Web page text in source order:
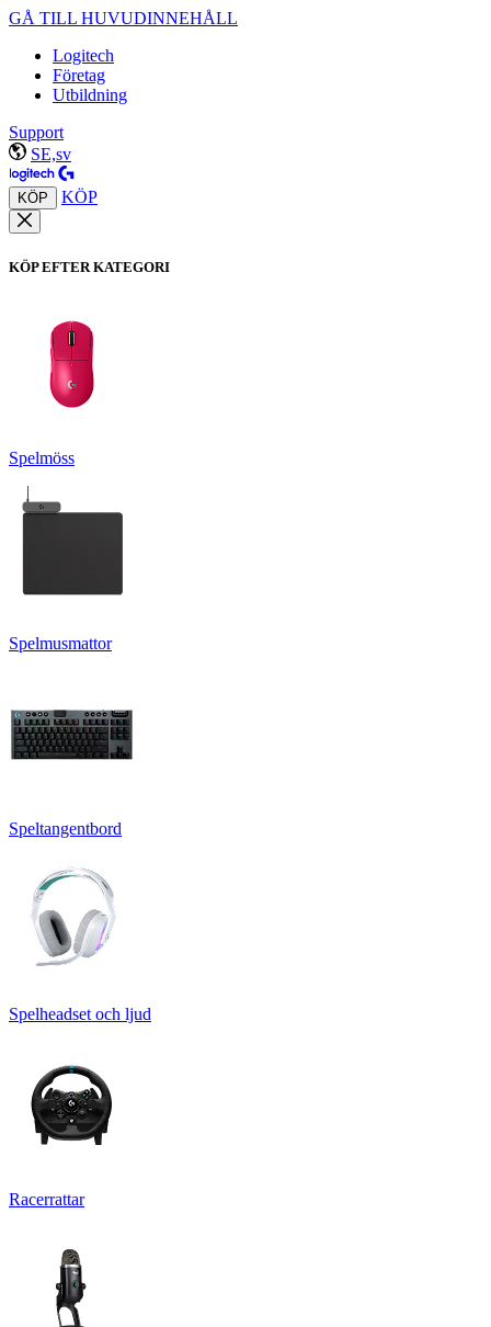
GÅ TILL HUVUDINNEHÅLL
Logitech
Företag
Utbildning
Support
SE,sv
KÖP KÖP
KÖP EFTER KATEGORI
Spelmöss
Spelmusmattor
Speltangentbord
Spelheadset och ljud
Racerrattar